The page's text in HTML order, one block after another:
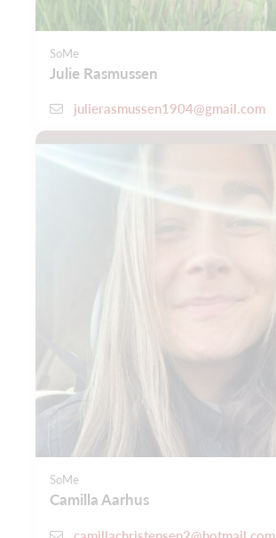
SoMe
Julie Rasmussen
julierasmussen1904@gmail.com
SoMe
Camilla Aarhus